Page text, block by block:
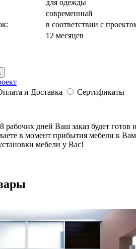
для одежды
современный
в соответствии с
12 месяцев
и Доставка
Сертификаты
рабочих дней Ваш заказ будет
в момент прибытия мебели к
мебели у Вас!